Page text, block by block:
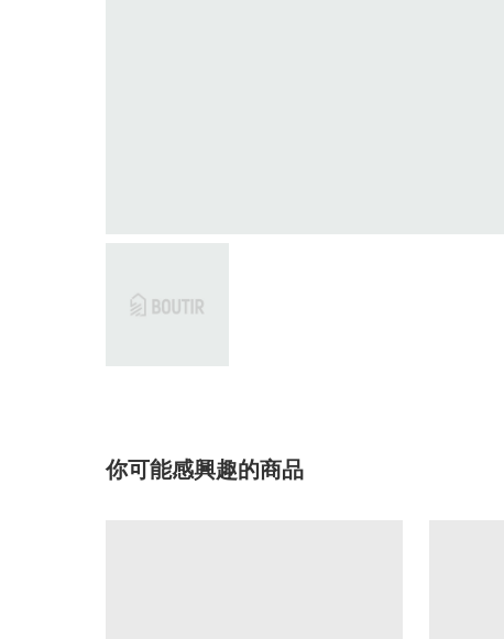
你可能感興趣的商品